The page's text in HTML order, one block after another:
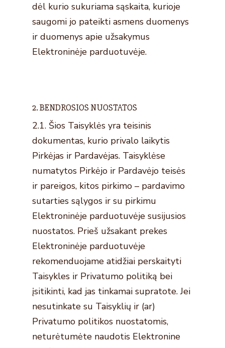
dėl kurio sukuriama sąskaita, kurioje
saugomi jo pateikti asmens duomenys
ir duomenys apie užsakymus
Elektroninėje parduotuvėje.
2. BENDROSIOS NUOSTATOS
2.1. Šios Taisyklės yra teisinis
dokumentas, kurio privalo laikytis
Pirkėjas ir Pardavėjas. Taisyklėse
numatytos Pirkėjo ir Pardavėjo teisės
ir pareigos, kitos pirkimo – pardavimo
sutarties sąlygos ir su pirkimu
Elektroninėje parduotuvėje susijusios
nuostatos. Prieš užsakant prekes
Elektroninėje parduotuvėje
rekomenduojame atidžiai perskaityti
Taisykles ir Privatumo politiką bei
įsitikinti, kad jas tinkamai supratote. Jei
nesutinkate su Taisyklių ir (ar)
Privatumo politikos nuostatomis,
neturėtumėte naudotis Elektronine